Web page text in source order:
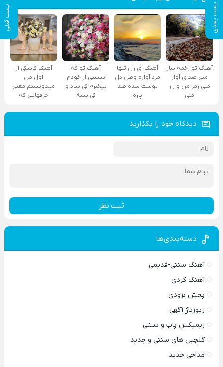
پست بعدی پست قبلی
آهنگ تو زخمه ساز
منی صدای آواز
منی رمز من و راز
منی
آهنگ ای زن تنها
مرد آواره وطن دل
توست شده صد
پاره
آهنگ تو که
نیستی از خودم
بیخبرم کی بیاد و
کی بشه
آهنگ کاشکی از
اول من
میدونستم معنی
حرفهایی که
دیدگاه خود را بگذارید
ثبت نظر
دسته‌بندی‌ها
آهنگ سنتی-قدیمی
آهنگ کردی
پخش بزودی
رپورتاژ آگهی
ریمیکس پاپ و سنتی
گلچین های سنتی و جدید
مداحی جدید